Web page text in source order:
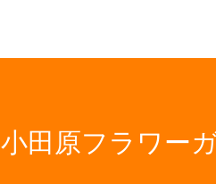
小田原フラワー